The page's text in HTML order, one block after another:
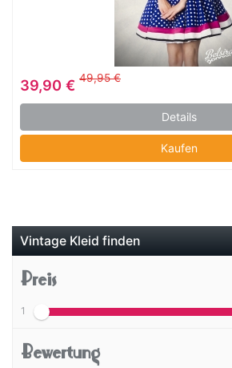
39,90 € 49,95 €
Details
Kaufen
Vintage Kleid finden
Preis
1
Bewertung